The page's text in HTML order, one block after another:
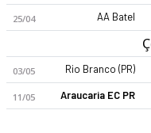
25/04 AA Batel
03/05 Rio Branco (PR)
11/05 Araucaria EC PR